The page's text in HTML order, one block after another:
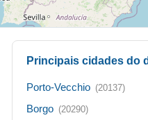
Principais cidades do
Porto-Vecchio (20137)
Borgo (20290)